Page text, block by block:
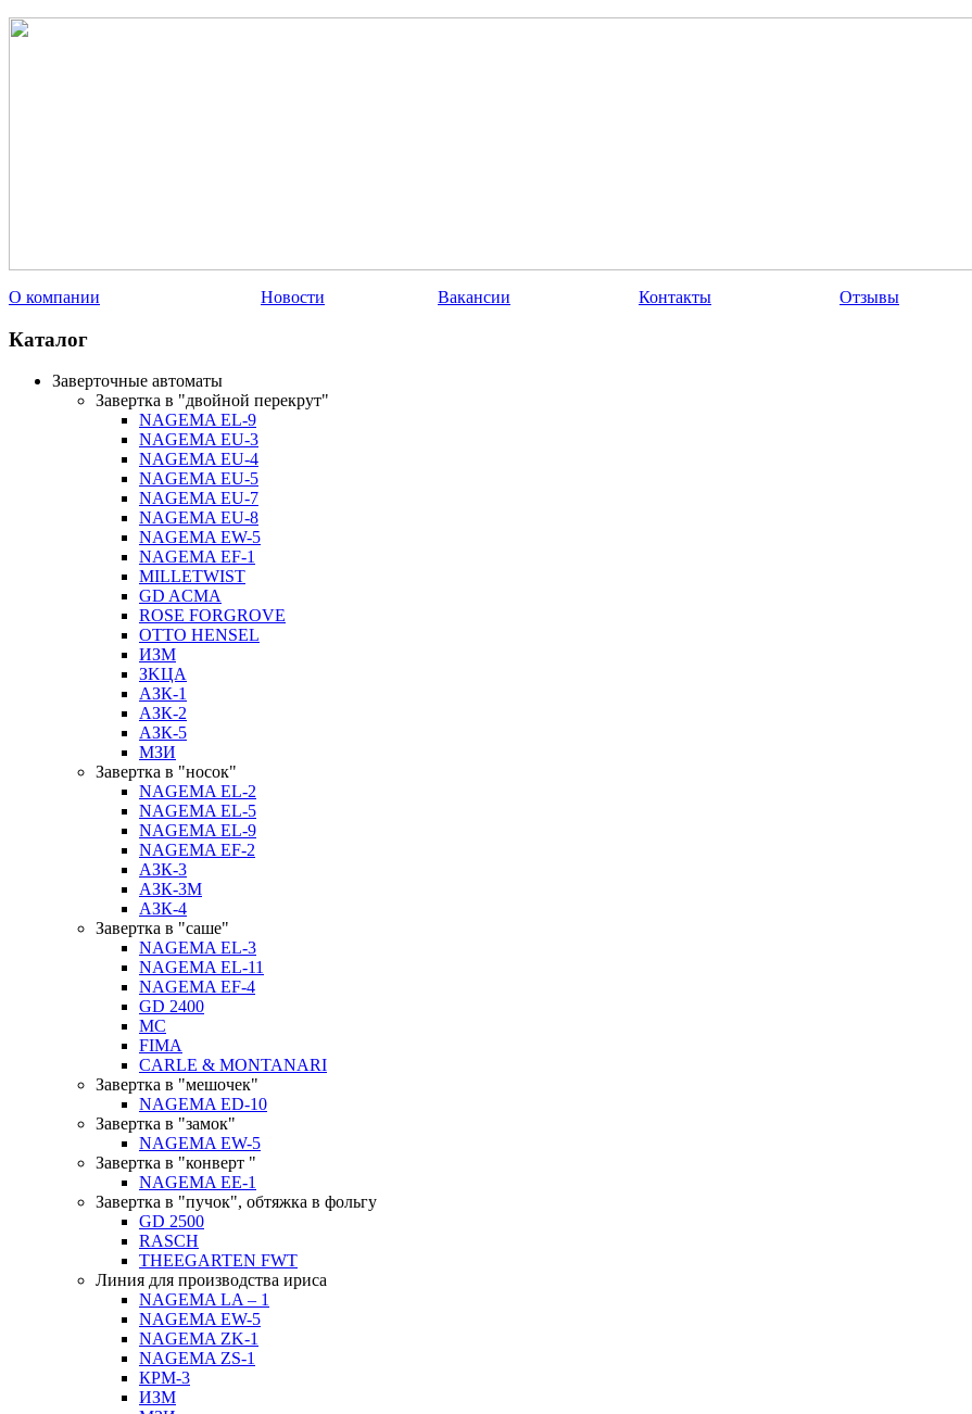
О компании Новости Вакансии Контакты Отзывы
Каталог
Заверточные автоматы
Завертка в "двойной перекрут"
NAGEMA EL-9
NAGEMA EU-3
NAGEMA EU-4
NAGEMA EU-5
NAGEMA EU-7
NAGEMA EU-8
NAGEMA EW-5
NAGEMA EF-1
MILLETWIST
GD ACMA
ROSE FORGROVE
OTTO HENSEL
ИЗМ
ЗKЦA
АЗК-1
АЗК-2
АЗК-5
МЗИ
Завертка в "носок"
NAGEMA EL-2
NAGEMA EL-5
NAGEMA EL-9
NAGEMA EF-2
АЗК-3
АЗК-3М
АЗК-4
Завертка в "саше"
NAGEMA EL-3
NAGEMA EL-11
NAGEMA EF-4
GD 2400
MC
FIMA
CARLE & MONTANARI
Завертка в "мешочек"
NAGEMA ED-10
Завертка в "замок"
NAGEMA EW-5
Завертка в "конверт "
NAGEMA EE-1
Завертка в "пучок", обтяжка в фольгу
GD 2500
RASCH
THEEGARTEN FWT
Линия для производства ириса
NAGEMA LA – 1
NAGEMA EW-5
NAGEMA ZK-1
NAGEMA ZS-1
КРМ-3
ИЗМ